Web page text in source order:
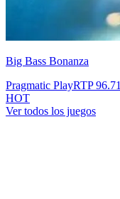
Big Bass Bonanza
Pragmatic PlayRTP96.71
HOT
Ver todos los juegos